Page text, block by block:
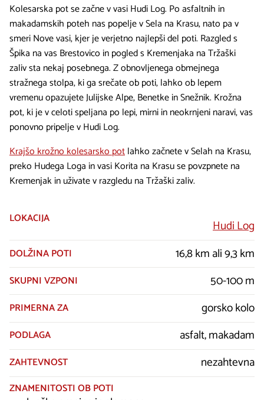
Kolesarska pot se začne v vasi Hudi Log. Po asfaltnih in
makadamskih poteh nas popelje v Sela na Krasu, nato pa v
smeri Nove vasi, kjer je verjetno najlepši del poti. Razgled s
Špika na vas Brestovico in pogled s Kremenjaka na Tržaški
zaliv sta nekaj posebnega. Z obnovljenega obmejnega
stražnega stolpa, ki ga srečate ob poti, lahko ob lepem
vremenu opazujete Julijske Alpe, Benetke in Snežnik. Krožna
pot, ki je v celoti speljana po lepi, mirni in neokrnjeni naravi, vas
ponovno pripelje v Hudi Log.
Krajšo krožno kolesarsko potlahko začnete v Selah na Krasu,
preko Hudega Loga in vasi Korita na Krasu se povzpnete na
Kremenjak in uživate v razgledu na Tržaški zaliv.
LOKACIJA Hudi Log
DOLŽINA POTI 16,8 km ali 9,3 km
SKUPNI VZPONI 50-100 m
PRIMERNA ZA gorsko kolo
PODLAGA asfalt, makadam
ZAHTEVNOST nezahtevna
ZNAMENITOSTI OB POTI